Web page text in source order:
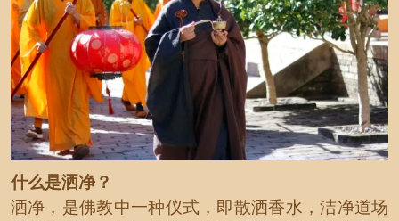
什么是洒净？
洒净，是佛教中一种仪式，即散洒香水，洁净道场